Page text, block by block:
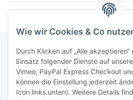
Informationen
Gesetzliche Informationen
Wie wir Cookies & Co
Durch Klicken auf „Alle
Einsatz folgender Dienste auf
Vimeo, PayPal Express Checkout
können die Einstellung jederzeit
Icon links unten). Weitere Details